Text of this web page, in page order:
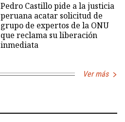
Pedro Castillo pide a la justicia
peruana acatar solicitud de
grupo de expertos de la ONU
que reclama su liberación
inmediata
Ver más